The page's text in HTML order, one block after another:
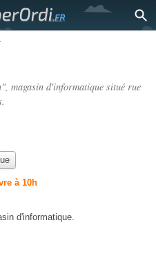
magasin d'informatique situé rue
à 10h
d'informatique.